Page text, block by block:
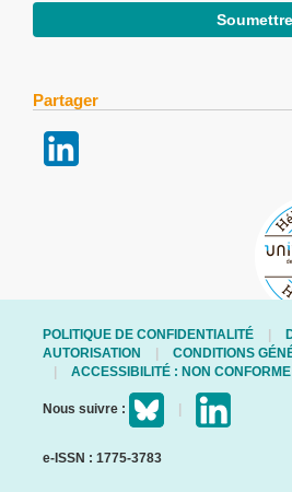
Partager
POLITIQUE DE CONFIDENTIALITÉ
AUTORISATION
CONDITIONS
ACCESSIBILITÉ : NON CONFORME
Nous suivre :
e-ISSN : 1775-3783